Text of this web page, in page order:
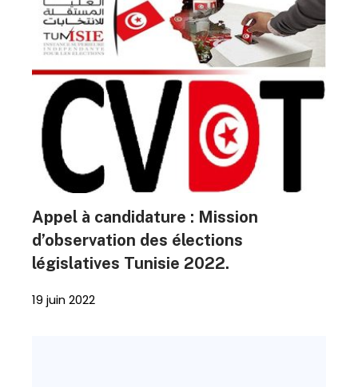
Appel à candidature : Mission
d’observation des élections
législatives Tunisie 2022.
19 juin 2022